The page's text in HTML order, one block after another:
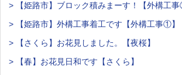
> 【姫路市】ブロック積みまーす！【外構工事
> 【姫路市】外構工事着工です【外構工事①】
> 【さくら】お花見しました。【夜桜】
> 【春】お花見日和です【さくら】